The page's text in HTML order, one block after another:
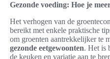
Gezonde voeding: Hoe je
Het verhogen van de
bereikt met enkele praktische
om groenten aantrekkelijker te
gezonde eetgewoonten. Het is
de keuken en variatie aan te